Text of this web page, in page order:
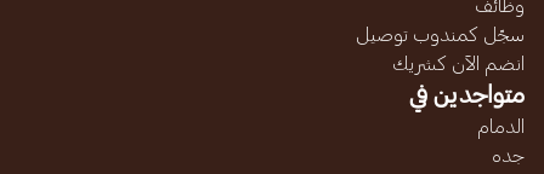
وظائف
سجّل كمندوب توصيل
انضم الآن كشريك
متواجدين في
الدمام
جده